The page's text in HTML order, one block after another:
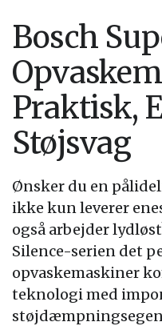
Bosch
Praktisk,
Støjsvag
Ønsker du en
ikke kun leverer
også arbejder
Silence-serien det
opvaskemaskiner
teknologi med